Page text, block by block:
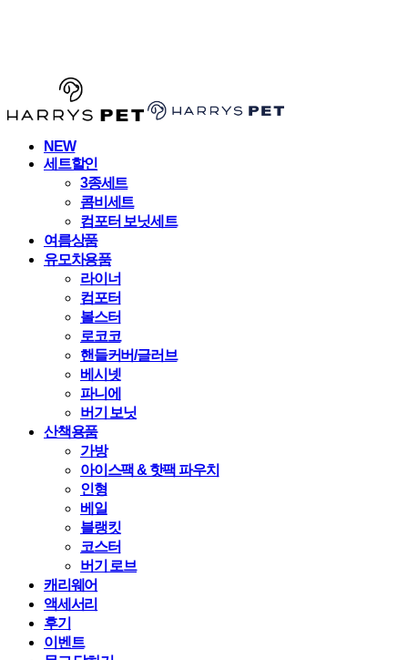
NEW
세트할인
3종세트
콤비세트
컴포터 보닛세트
여름상품
유모차용품
라이너
컴포터
볼스터
로코코
핸들커버/글러브
베시넷
파니에
버기 보닛
산책용품
가방
아이스팩 & 핫팩 파우치
인형
베일
블랭킷
코스터
버기 로브
캐리웨어
액세서리
후기
이벤트